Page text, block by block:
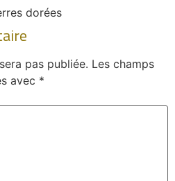
dorées
pas publiée. Les champs
avec *